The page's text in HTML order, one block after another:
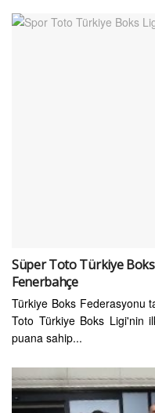
Süper Toto Türkiye
Fenerbahçe
Türkiye Boks Federasyonu
Toto Türkiye Boks Ligi'nin
puana sahip...